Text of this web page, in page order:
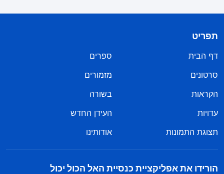
תפריט
דף הבית
ספרים
סרטונים
מזמורים
הקראות
בשורה
עדויות
העידן החדש
תצוגת התמונות
אודותינו
הורידו את אפליקציית כנסיית האל הכול יכול